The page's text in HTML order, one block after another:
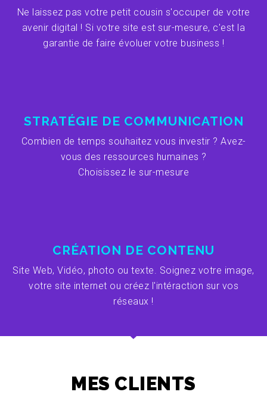
Ne laissez pas votre petit cousin s'occuper de votre
avenir digital ! Si votre site est sur-mesure, c'est la
garantie de faire évoluer votre business !
STRATÉGIE DE COMMUNICATION
Combien de temps souhaitez vous investir ? Avez-
vous des ressources humaines ?
Choisissez le sur-mesure
CRÉATION DE CONTENU
Site Web, Vidéo, photo ou texte. Soignez votre image,
votre site internet ou créez l'intéraction sur vos
réseaux !
MES CLIENTS